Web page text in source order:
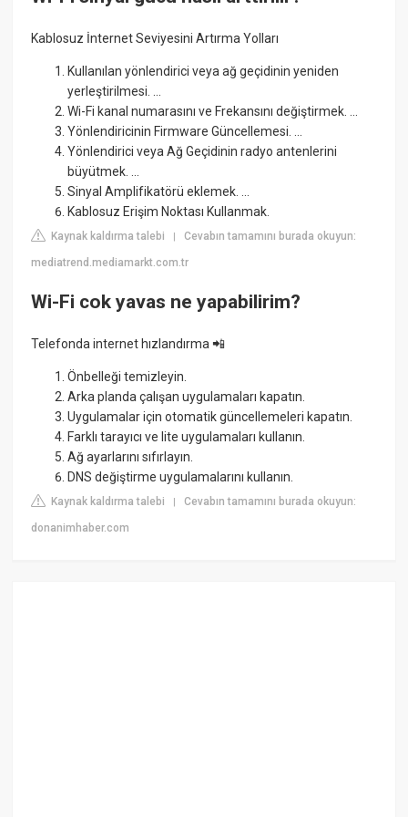
Kablosuz İnternet Seviyesini Artırma Yolları
Kullanılan yönlendirici veya ağ geçidinin yeniden
yerleştirilmesi. ...
Wi-Fi kanal numarasını ve Frekansını değiştirmek. ...
Yönlendiricinin Firmware Güncellemesi. ...
Yönlendirici veya Ağ Geçidinin radyo antenlerini
büyütmek. ...
Sinyal Amplifikatörü eklemek. ...
Kablosuz Erişim Noktası Kullanmak.
Kaynak kaldırma talebi |Cevabın tamamını burada okuyun:
mediatrend.mediamarkt.com.tr
Wi-Fi cok yavas ne yapabilirim?
Telefonda internet hızlandırma 📲
Önbelleği temizleyin.
Arka planda çalışan uygulamaları kapatın.
Uygulamalar için otomatik güncellemeleri kapatın.
Farklı tarayıcı ve lite uygulamaları kullanın.
Ağ ayarlarını sıfırlayın.
DNS değiştirme uygulamalarını kullanın.
Kaynak kaldırma talebi |Cevabın tamamını burada okuyun:
donanimhaber.com